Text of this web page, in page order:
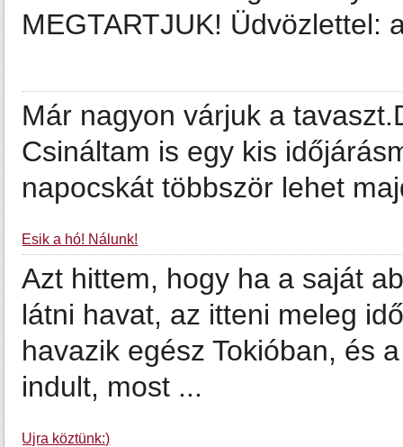
MEGTARTJUK! Üdvözlettel:
Már nagyon várjuk a
Csináltam is egy kis
napocskát többször lehet
Esik a hó! Nálunk!
Azt hittem, hogy ha a saját
látni havat, az itteni meleg
havazik egész Tokióban, és
indult, most ...
Újra köztünk:)